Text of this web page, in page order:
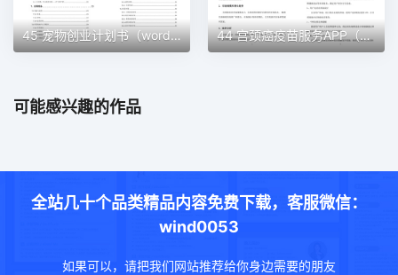
45 宠物创业计划书（word＋ppt配套）创业计划书word模板 44 宫颈癌疫苗服务APP（word＋ppt配套）创业计划书word模板
可能感兴趣的作品
全站几十个品类精品内容免费下载，客服微信：
wind0053
如果可以，请把我们网站推荐给你身边需要的朋友